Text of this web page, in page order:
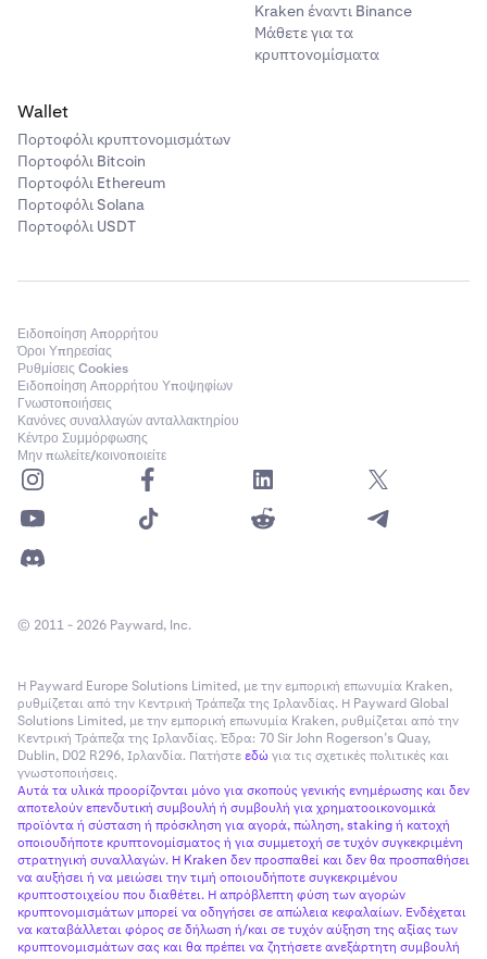
5
Μπορείτε επίσης να δείτε οποιαδήποτε προηγούμενη
πληρωμή πατώνταςΠροβολή πληρωμών.
Για να απεγγραφείτε από την εφαρμογή Kraken:
1 Στην εφαρμογή Kraken, μεταβείτε στιςΡυθμίσεις
λογαριασμού, και κατόπιν πατήστεΔανειοδότηση
μετοχών.
2
Στην πάνω δεξιά γωνία της οθόνης σας πατήστε το
Kraken έναντι Binance
Μάθετε για τα
κρυπτονομίσματα
Wallet
Πορτοφόλι κρυπτονομισμάτων
Πορτοφόλι Bitcoin
Πορτοφόλι Ethereum
Πορτοφόλι Solana
Πορτοφόλι USDT
Ειδοποίηση Απορρήτου
Όροι Υπηρεσίας
Ρυθμίσεις Cookies
Ειδοποίηση Απορρήτου Υποψηφίων
Γνωστοποιήσεις
Κανόνες συναλλαγών ανταλλακτηρίου
Κέντρο Συμμόρφωσης
Μην πωλείτε/κοινοποιείτε
© 2011 - 2026 Payward, Inc.
Η Payward Europe Solutions Limited, με την εμπορική επωνυμία Kraken,
ρυθμίζεται από την Κεντρική Τράπεζα της Ιρλανδίας. Η Payward Global
Solutions Limited, με την εμπορική επωνυμία Kraken, ρυθμίζεται από την
Κεντρική Τράπεζα της Ιρλανδίας. Έδρα: 70 Sir John Rogerson’s Quay,
Dublin, D02 R296, Ιρλανδία. Πατήστεεδώγια τις σχετικές πολιτικές και
γνωστοποιήσεις.
Αυτά τα υλικά προορίζονται μόνο για σκοπούς γενικής ενημέρωσης και δεν
αποτελούν επενδυτική συμβουλή ή συμβουλή για χρηματοοικονομικά
προϊόντα ή σύσταση ή πρόσκληση για αγορά, πώληση, staking ή κατοχή
οποιουδήποτε κρυπτονομίσματος ή για συμμετοχή σε τυχόν συγκεκριμένη
στρατηγική συναλλαγών. Η Kraken δεν προσπαθεί και δεν θα προσπαθήσει
να αυξήσει ή να μειώσει την τιμή οποιουδήποτε συγκεκριμένου
κρυπτοστοιχείου που διαθέτει. Η απρόβλεπτη φύση των αγορών
κρυπτονομισμάτων μπορεί να οδηγήσει σε απώλεια κεφαλαίων. Ενδέχεται
να καταβάλλεται φόρος σε δήλωση ή/και σε τυχόν αύξηση της αξίας των
κρυπτονομισμάτων σας και θα πρέπει να ζητήσετε ανεξάρτητη συμβουλή